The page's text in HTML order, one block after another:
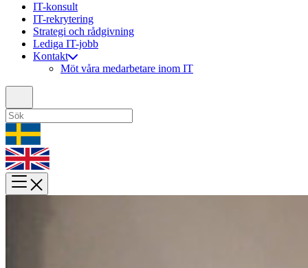
IT-konsult
IT-rekrytering
Strategi och rådgivning
Lediga IT-jobb
Kontakt
Möt våra medarbetare inom IT